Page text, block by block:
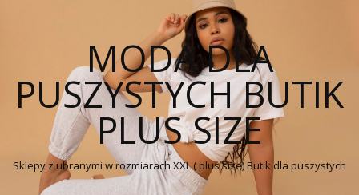
MODA DLA
PUSZYSTYCH BUTIK
PLUS SIZE
Sklepy z ubranymi w rozmiarach XXL ( plus size) Butik dla puszystych